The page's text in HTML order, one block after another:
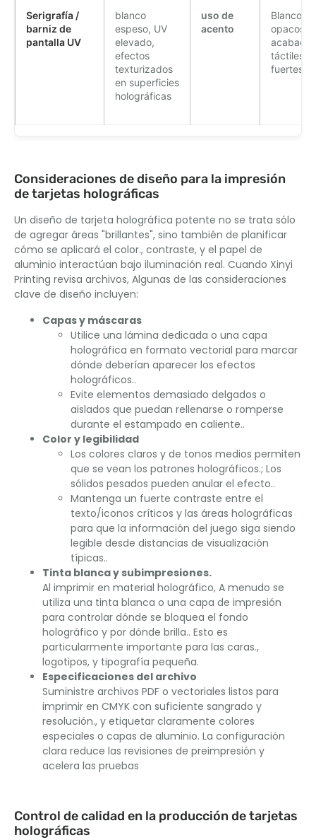
Serigrafía /
barniz de
pantalla UV
blanco
espeso, UV
elevado,
efectos
texturizados
en superficies
holográficas
uso de
acento
Blancos
opacos,
acabados
táctiles
fuertes
Consideraciones de diseño para la impresión
de tarjetas holográficas
Un diseño de tarjeta holográfica potente no se trata sólo
de agregar áreas "brillantes", sino también de planificar
cómo se aplicará el color., contraste, y el papel de
aluminio interactúan bajo iluminación real. Cuando Xinyi
Printing revisa archivos, Algunas de las consideraciones
clave de diseño incluyen:
Capas y máscaras
Utilice una lámina dedicada o una capa
holográfica en formato vectorial para marcar
dónde deberían aparecer los efectos
holográficos..
Evite elementos demasiado delgados o
aislados que puedan rellenarse o romperse
durante el estampado en caliente..
Color y legibilidad
Los colores claros y de tonos medios permiten
que se vean los patrones holográficos.; Los
sólidos pesados ​​pueden anular el efecto..
Mantenga un fuerte contraste entre el
texto/iconos críticos y las áreas holográficas
para que la información del juego siga siendo
legible desde distancias de visualización
típicas..
Tinta blanca y subimpresiones.
Al imprimir en material holográfico, A menudo se
utiliza una tinta blanca o una capa de impresión
para controlar dónde se bloquea el fondo
holográfico y por dónde brilla.. Esto es
particularmente importante para las caras.,
logotipos, y tipografía pequeña.
Especificaciones del archivo
Suministre archivos PDF o vectoriales listos para
imprimir en CMYK con suficiente sangrado y
resolución., y etiquetar claramente colores
especiales o capas de aluminio. La configuración
clara reduce las revisiones de preimpresión y
acelera las pruebas
Control de calidad en la producción de tarjetas
holográficas